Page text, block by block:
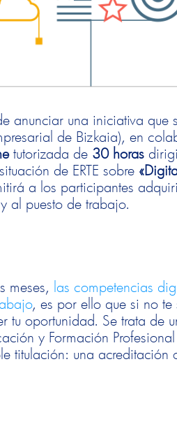
anunciar una iniciativa que
de Bizkaia), en
tutorizada de 30 horas
de ERTE sobre
a los participantes
al puesto de trabajo.
meses, las competencias
, es por ello que si no te
tu oportunidad. Se trata de
y Formación
titulación: una acreditación